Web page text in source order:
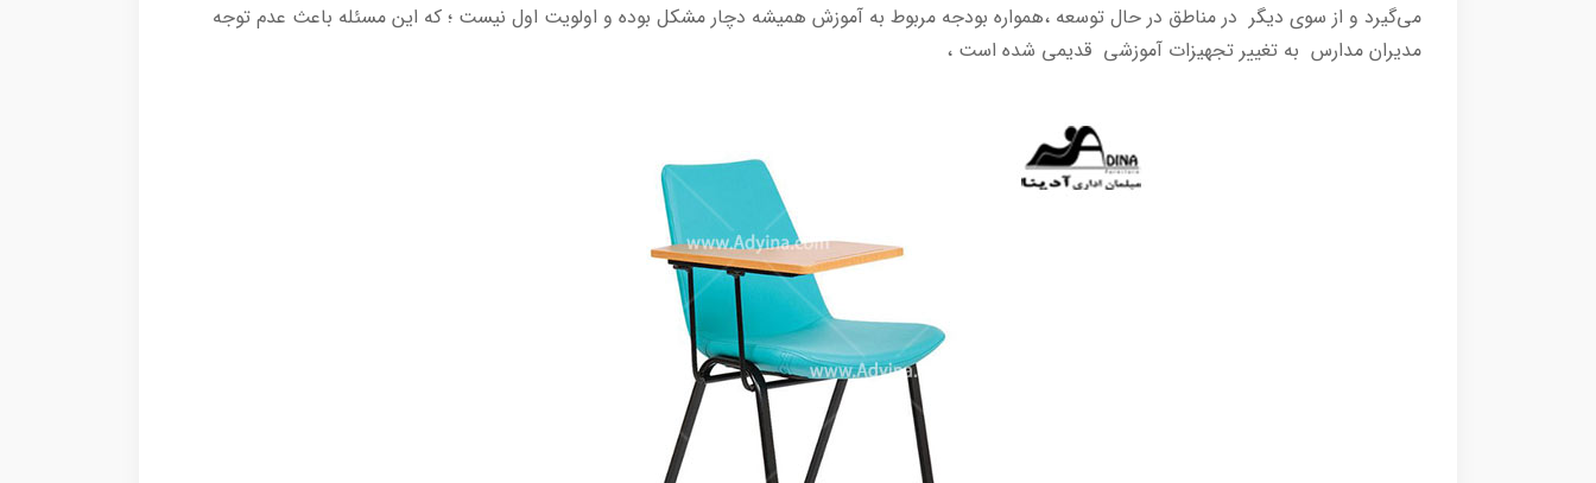
می‌گیرد و از سوی دیگر در مناطق در حال توسعه ،همواره بودجه مربوط به آموزش همیشه دچار مشکل بوده و اولویت اول نیست ؛ که این مسئله باعث عدم توجه
مدیران مدارس به تغییر تجهیزات آموزشی قدیمی شده است ،